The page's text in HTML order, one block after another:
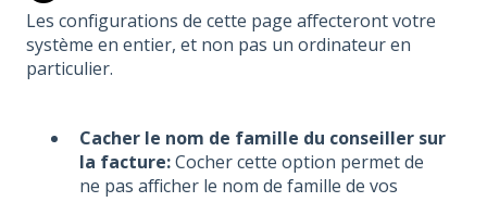
Les configurations de cette page affecteront votre
système en entier, et non pas un ordinateur en
particulier.
Cacher le nom de famille du conseiller sur
la facture:Cocher cette option permet de
ne pas afficher le nom de famille de vos